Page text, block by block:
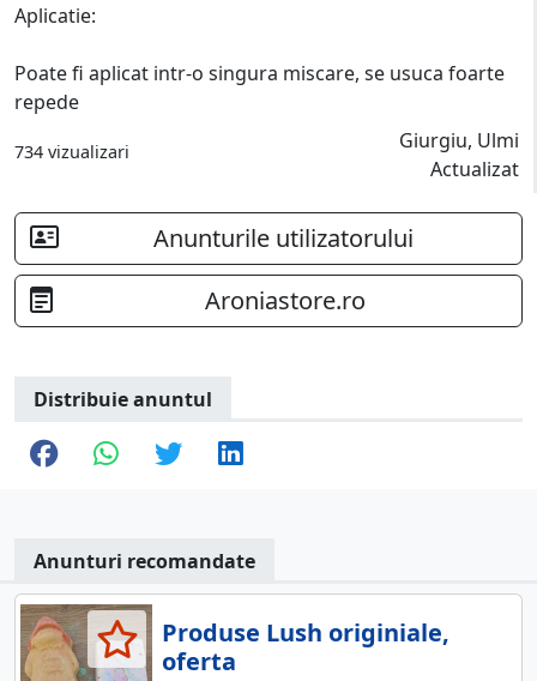
Aplicatie:
Poate fi aplicat intr-o singura miscare, se usuca foarte
repede
734 vizualizari
Giurgiu, Ulmi
Actualizat
Anunturile utilizatorului
Aroniastore.ro
Distribuie anuntul
Anunturi recomandate
Produse Lush originiale,
oferta